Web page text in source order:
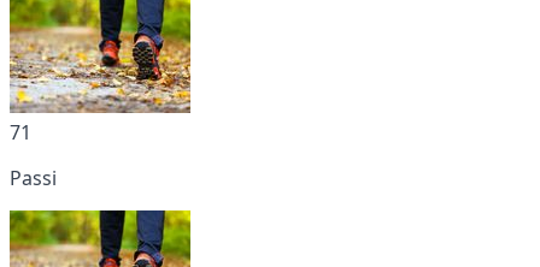
71
Passi